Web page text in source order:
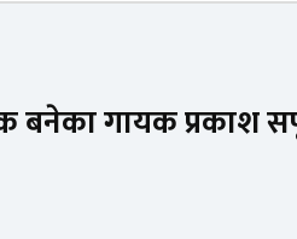
बनेका गायक प्रकाश